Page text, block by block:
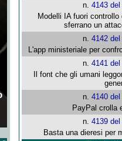
n.4143 del
Modelli IA fuori
sferrano un
n.4142 del
L'app ministeriale per
n.4141 del
Il font che gli umani
n.4140 del
PayPal crolla
n.4139 del
Basta una dieresi per